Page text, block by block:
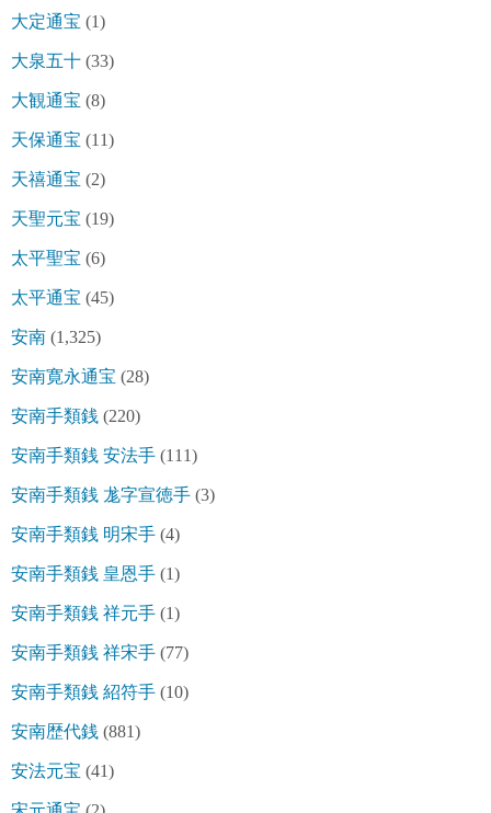
大定通宝 (1)
大泉五十 (33)
大観通宝 (8)
天保通宝 (11)
天禧通宝 (2)
天聖元宝 (19)
太平聖宝 (6)
太平通宝 (45)
安南 (1,325)
安南寛永通宝 (28)
安南手類銭 (220)
安南手類銭 安法手 (111)
安南手類銭 尨字宣徳手 (3)
安南手類銭 明宋手 (4)
安南手類銭 皇恩手 (1)
安南手類銭 祥元手 (1)
安南手類銭 祥宋手 (77)
安南手類銭 紹符手 (10)
安南歴代銭 (881)
安法元宝 (41)